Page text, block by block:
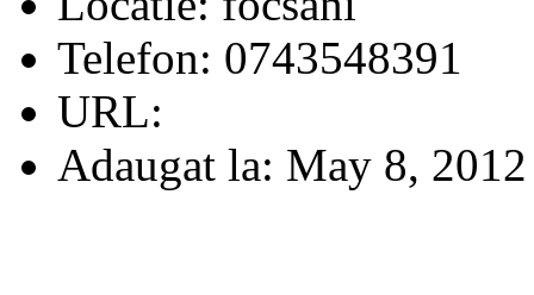
Telefon: 0743548391
URL:
Adaugat la: May 8,